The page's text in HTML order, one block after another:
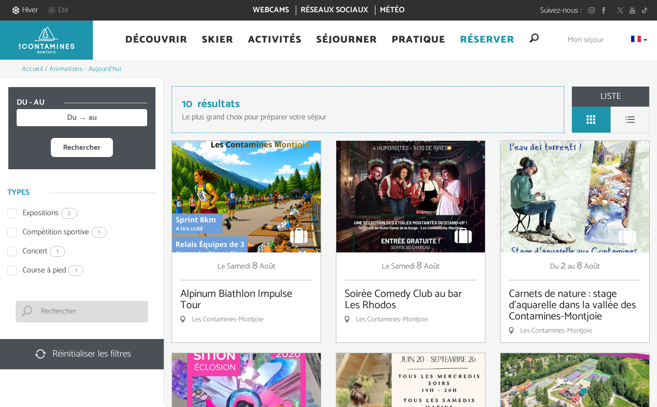
Hiver Eté WEBCAMS RÉSEAUX SOCIAUX MÉTÉO Suivez-nous
DÉCOUVRIR SKIER ACTIVITÉS SÉJOURNER PRATIQUE RÉSERVER Mon séjour
Accueil /Animations - Aujourd'hui
DU - AU
Rechercher
TYPES
Expositions
2
Compétition sportive 1
Concert 1
Course à pied 1
Réinitialiser les filtres
10 résultats
Le plus grand choix pour préparer votre séjour
LISTE
LeSamedi8Août
Alpinum Biathlon Impulse
Tour
Les Contamines-Montjoie
LeSamedi8Août
Soirée Comedy Club au bar
Les Rhodos
Les Contamines-Montjoie
Du 2au 8Août
Carnets de nature : stage
d'aquarelle dans la vallée des
Contamines-Montjoie
Les Contamines-Montjoie